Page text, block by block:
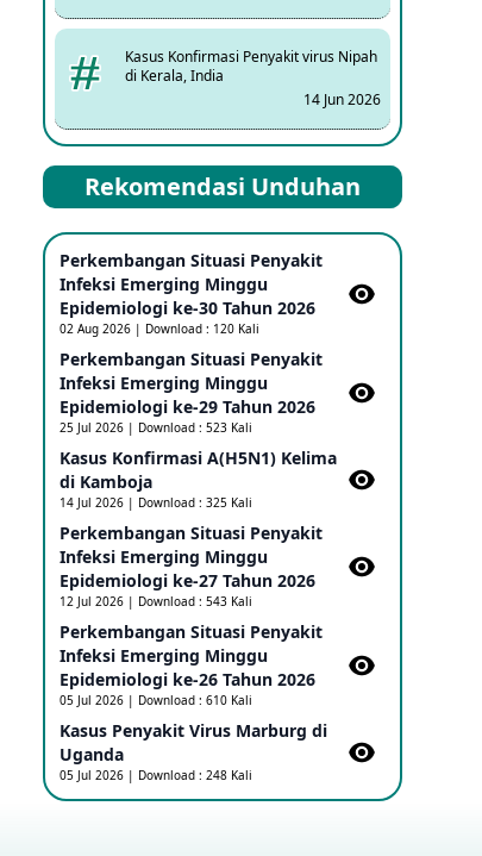
Kasus Konfirmasi Penyakit virus Nipah
di Kerala, India
14 Jun 2026
Kasus Dicurigai Penyakit virus Nipah di
Kerala, India
12 Jun 2026
Mpox Clade 1b di Taiwan
25 May 2026
Update Informasi PHEIC Penyakit
Ebola
Penetapan Outbreak Penyakit Ebola di
RD Kongo dan Uganda Sebagai PHEIC
17 May 2026
Outbreak Penyakti Ebola di RD Kongo
16 May 2026
Kasus Konfirmasi A(H5NN6) di Cina
08 May 2026
Update Penyakit Virus Hanta Tipe HPS
Rekomendasi Unduhan
Perkembangan Situasi Penyakit
Infeksi Emerging Minggu
Epidemiologi ke-30 Tahun 2026
02 Aug 2026 | Download : 120 Kali
Perkembangan Situasi Penyakit
Infeksi Emerging Minggu
Epidemiologi ke-29 Tahun 2026
25 Jul 2026 | Download : 523 Kali
Kasus Konfirmasi A(H5N1) Kelima
di Kamboja​
14 Jul 2026 | Download : 325 Kali
Perkembangan Situasi Penyakit
Infeksi Emerging Minggu
Epidemiologi ke-27 Tahun 2026
12 Jul 2026 | Download : 543 Kali
Perkembangan Situasi Penyakit
Infeksi Emerging Minggu
Epidemiologi ke-26 Tahun 2026
05 Jul 2026 | Download : 610 Kali
Kasus Penyakit Virus Marburg di
Uganda
05 Jul 2026 | Download : 248 Kali